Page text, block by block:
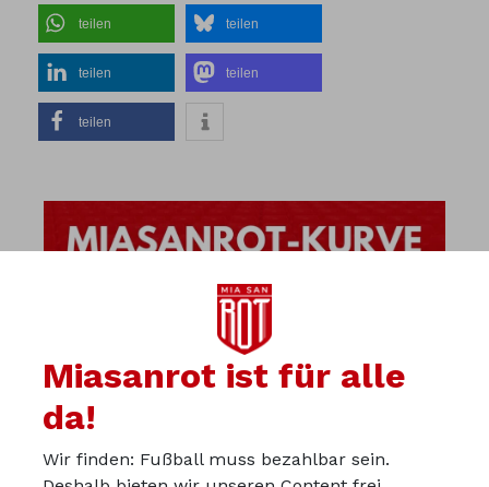
teilen teilen
teilen teilen
teilen
Miasanrot ist für alle
da!
Wir finden: Fußball muss bezahlbar sein.